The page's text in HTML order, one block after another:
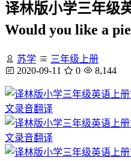
译林版小学三年级
Would you like a
苏学
三年级上册
2020-09-11
0 8,144